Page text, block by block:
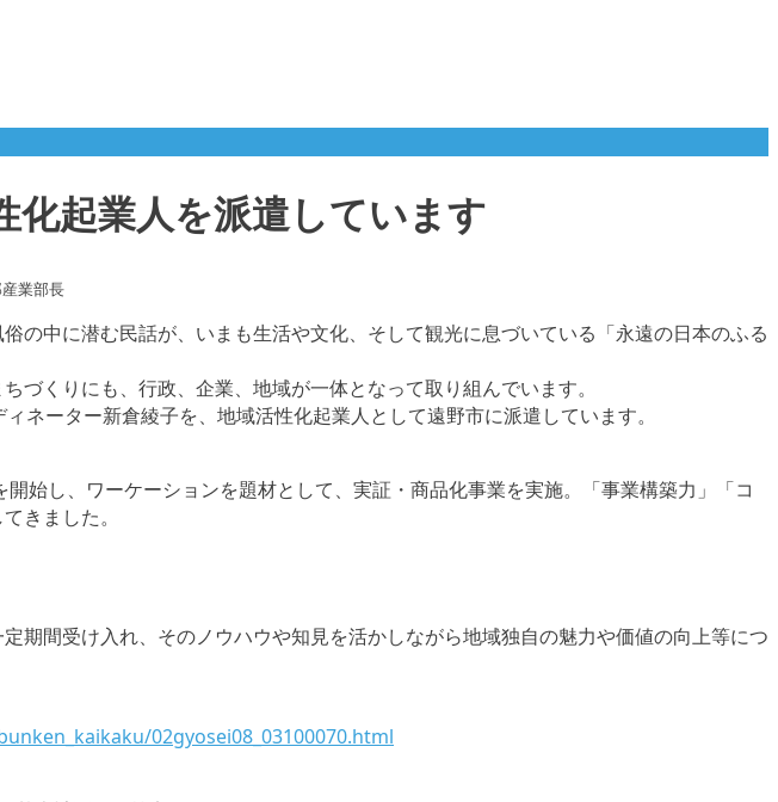
化起業人を派遣しています
業部長
中に潜む民話が、いまも生活や文化、そして観光に息づいている「永遠の日本のふる
くりにも、行政、企業、地域が一体となって取り組んでいます。
ネーター新倉綾子を、地域活性化起業人として遠野市に派遣しています。
始し、ワーケーションを題材として、実証・商品化事業を実施。「事業構築力」「コ
きました。
期間受け入れ、そのノウハウや知見を活かしながら地域独自の魅力や価値の向上等につ
02gyosei08_03100070.html